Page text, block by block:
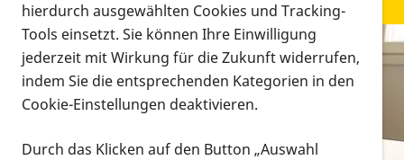
Infomaterial
Infomaterial
Vorlesen
hierdurch ausgewählten Cookies und Tracking-
Tools einsetzt. Sie können Ihre Einwilligung
jederzeit mit Wirkung für die Zukunft widerrufen,
indem Sie die entsprechenden Kategorien in den
Cookie-Einstellungen deaktivieren.
Durch das Klicken auf den Button „Auswahl